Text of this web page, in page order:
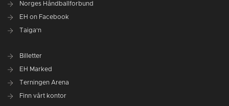
Norges Håndballforbund
EH on Facebook
Taiga'n
Billetter
EH Marked
Terningen Arena
Finn vårt kontor